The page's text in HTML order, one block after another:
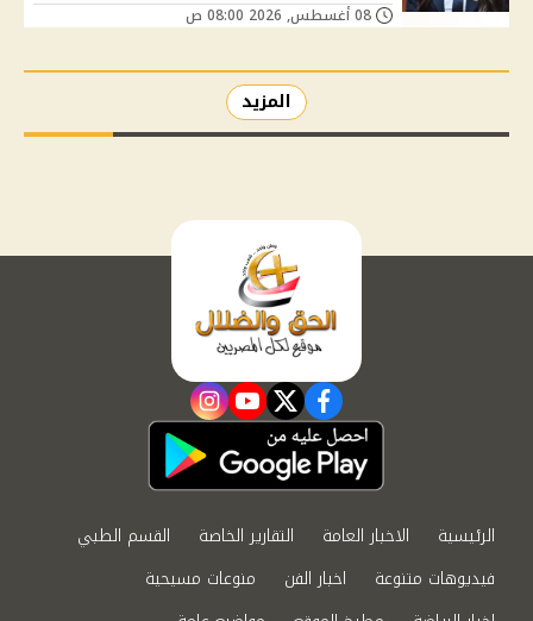
المزيد
facebook
twitter
youtube
instagram
الرئيسية الاخبار العامة التقارير الخاصة
القسم الطبي
فيديوهات متنوعة
اخبار الفن
منوعات مسيحية